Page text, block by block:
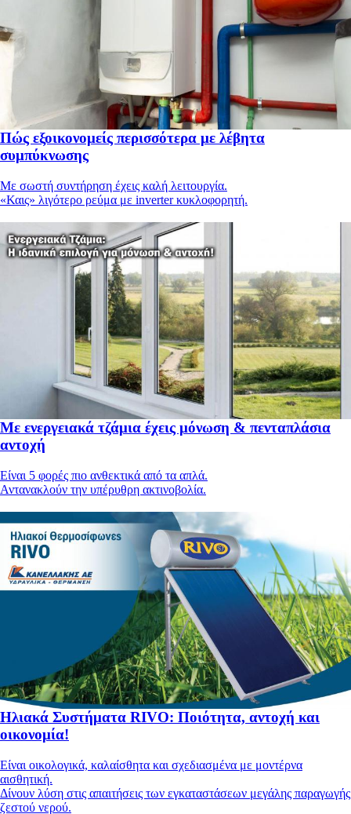
Πώς εξοικονομείς περισσότερα με λέβητα
συμπύκνωσης
Με σωστή συντήρηση έχεις καλή λειτουργία.
«Καις» λιγότερο ρεύμα με inverter κυκλοφορητή.
Με ενεργειακά τζάμια έχεις μόνωση & πενταπλάσια
αντοχή
Είναι 5 φορές πιο ανθεκτικά από τα απλά.
Αντανακλούν την υπέρυθρη ακτινοβολία.
Ηλιακά Συστήματα RIVO: Ποιότητα, αντοχή και
οικονομία!
Είναι οικολογικά, καλαίσθητα και σχεδιασμένα με μοντέρνα
αισθητική.
Δίνουν λύση στις απαιτήσεις των εγκαταστάσεων μεγάλης παραγωγής
ζεστού νερού.